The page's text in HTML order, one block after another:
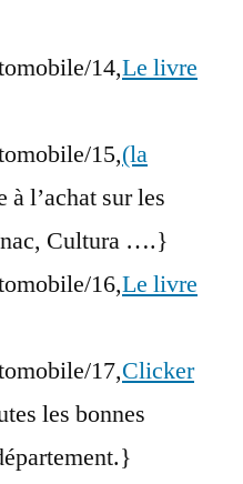
14,Le livre
15,(la
l’achat sur les
Cultura ….}
16,Le livre
17,Clicker
les bonnes